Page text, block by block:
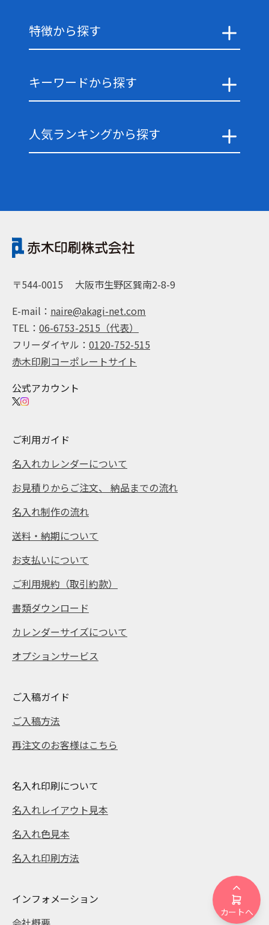
カートへ
特徴から探す
キーワードから探す
人気ランキングから探す
〒544-0015
大阪市生野区巽南2-8-9
E-mail： naire@akagi-net.com
TEL： 06-6753-2515（代表）
フリーダイヤル： 0120-752-515
赤木印刷コーポレートサイト
公式アカウント
ご利用ガイド
名入れカレンダーについて
お見積りからご注文、 納品までの流れ
名入れ制作の流れ
送料・納期について
お支払いについて
ご利用規約（取引約款）
書類ダウンロード
カレンダーサイズについて
オプションサービス
ご入稿ガイド
ご入稿方法
再注文のお客様はこちら
名入れ印刷について
名入れレイアウト見本
名入れ色見本
名入れ印刷方法
インフォメーション